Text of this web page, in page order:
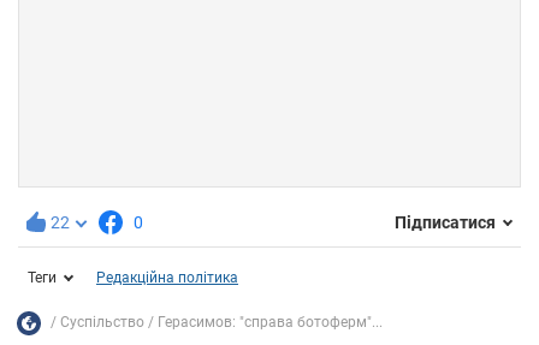
22 0 Підписатися
Теги Редакційна політика
Суспільство Герасимов: "справа ботоферм"...